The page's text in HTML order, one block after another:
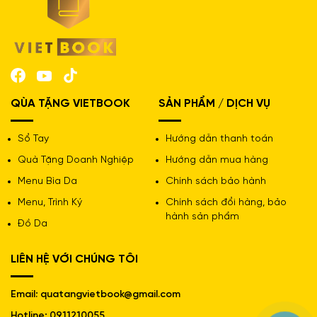
Sổ Tay Quà Tặng Doanh Nghiệp EVNNPT
Tại Sao Sổ Tay Là Lựa Chọn Quà
QÙA TẶNG VIETBOOK
Sổ Tay
Quà Tặng Doanh Nghiệp
Menu Bìa Da
Menu, Trình Ký
Đồ Da
SẢN PHẨM / DỊCH VỤ
Hướng dẫn thanh toán
Hướng dẫn mua hàng
Chính sách bảo hành
Chính sách đổi hàng, bảo
hành sản phẩm
LIÊN HỆ VỚI CHÚNG TÔI
Email: quatangvietbook@gmail.com